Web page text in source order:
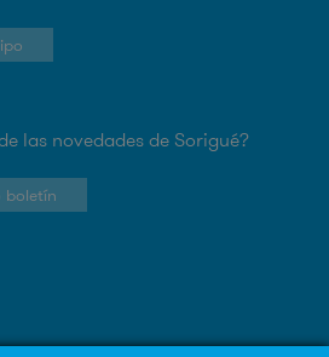
las novedades de Sorigué?
boletín